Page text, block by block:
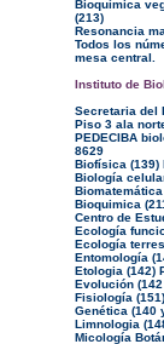
Bioquímica
(213)
Resonancia
Todos los
mesa central.
Instituto de
Secretaria del
Piso 3 ala
PEDECIBA
8629
Biofísica (139)
Biología
Bioquimica
Centro de
Ecología
Ecología
Entomología
Etologia (142)
Evolución
Fisiología
Genética (140
Limnologia
Micología